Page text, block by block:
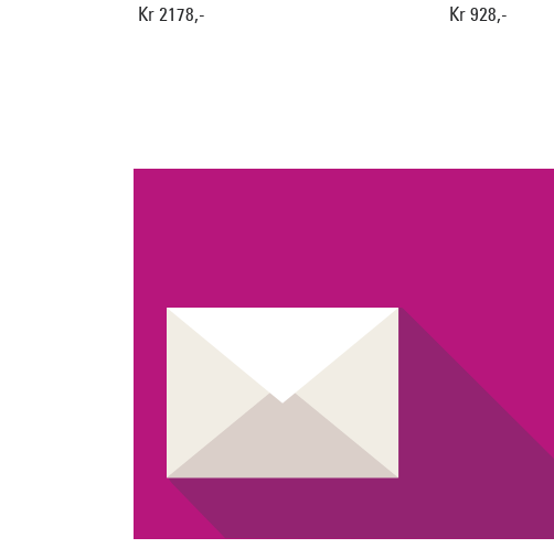
Kr 2178,- Kr 928,-